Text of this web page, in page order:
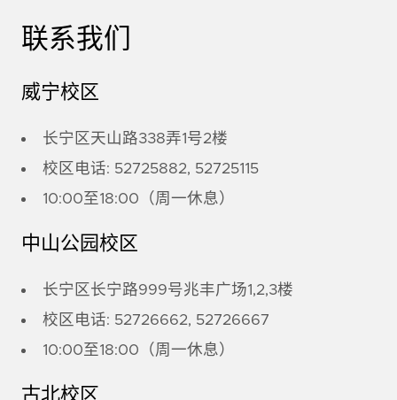
联系我们
威宁校区
长宁区天山路338弄1号2楼
校区电话: 52725882, 52725115
10:00至18:00（周一休息）
中山公园校区
长宁区长宁路999号兆丰广场1,2,3楼
校区电话: 52726662, 52726667
10:00至18:00（周一休息）
古北校区